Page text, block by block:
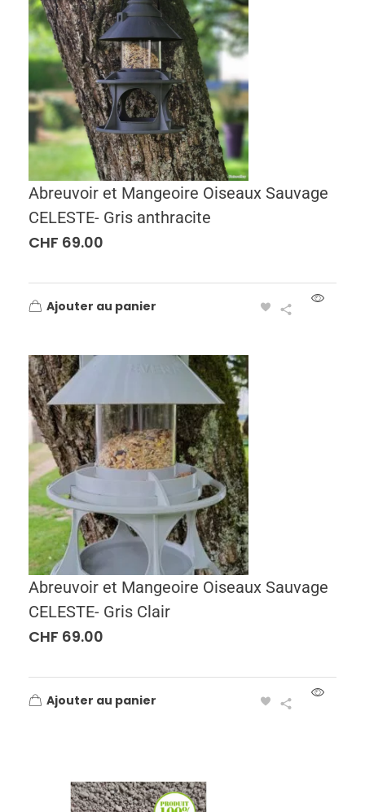
Abreuvoir et Mangeoire Oiseaux Sauvage
CELESTE- Gris anthracite
CHF 69.00
Ajouter au panier
Abreuvoir et Mangeoire Oiseaux Sauvage
CELESTE- Gris Clair
CHF 69.00
Ajouter au panier